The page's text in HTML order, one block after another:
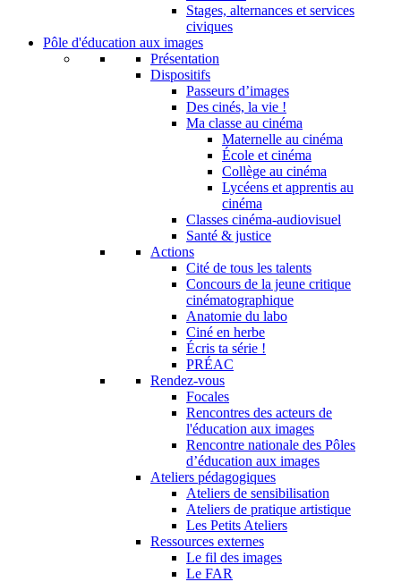
Stages, alternances et services
civiques
Pôle d'éducation aux images
Présentation
Dispositifs
Passeurs d’images
Des cinés, la vie !
Ma classe au cinéma
Maternelle au cinéma
École et cinéma
Collège au cinéma
Lycéens et apprentis au
cinéma
Classes cinéma-audiovisuel
Santé & justice
Actions
Cité de tous les talents
Concours de la jeune critique
cinématographique
Anatomie du labo
Ciné en herbe
Écris ta série !
PRÉAC
Rendez-vous
Focales
Rencontres des acteurs de
l'éducation aux images
Rencontre nationale des Pôles
d’éducation aux images
Ateliers pédagogiques
Ateliers de sensibilisation
Ateliers de pratique artistique
Les Petits Ateliers
Ressources externes
Le fil des images
Le FAR